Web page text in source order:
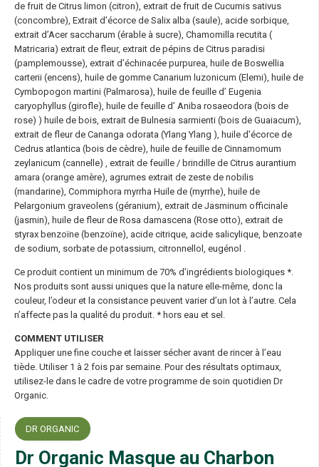
de fruit de Citrus limon (citron), extrait de fruit de Cucumis sativus
(concombre), Extrait d’écorce de Salix alba (saule), acide sorbique,
extrait d’Acer saccharum (érable à sucre), Chamomilla recutita (
Matricaria) extrait de fleur, extrait de pépins de Citrus paradisi
(pamplemousse), extrait d’échinacée purpurea, huile de Boswellia
carterii (encens), huile de gomme Canarium luzonicum (Elemi), huile de
Cymbopogon martini (Palmarosa), huile de feuille d’ Eugenia
caryophyllus (girofle), huile de feuille d’ Aniba rosaeodora (bois de
rose) ) huile de bois, extrait de Bulnesia sarmienti (bois de Guaiacum),
extrait de fleur de Cananga odorata (Ylang Ylang ), huile d’écorce de
Cedrus atlantica (bois de cèdre), huile de feuille de Cinnamomum
zeylanicum (cannelle) , extrait de feuille / brindille de Citrus aurantium
amara (orange amère), agrumes extrait de zeste de nobilis
(mandarine), Commiphora myrrha Huile de (myrrhe), huile de
Pelargonium graveolens (géranium), extrait de Jasminum officinale
(jasmin), huile de fleur de Rosa damascena (Rose otto), extrait de
styrax benzoïne (benzoïne), acide citrique, acide salicylique, benzoate
de sodium, sorbate de potassium, citronnellol, eugénol .
Ce produit contient un minimum de 70% d’ingrédients biologiques *.
Nos produits sont aussi uniques que la nature elle-même, donc la
couleur, l’odeur et la consistance peuvent varier d’un lot à l’autre. Cela
n’affecte pas la qualité du produit. * hors eau et sel.
COMMENT UTILISER
Appliquer une fine couche et laisser sécher avant de rincer à l’eau
tiède. Utiliser 1 à 2 fois par semaine. Pour des résultats optimaux,
utilisez-le dans le cadre de votre programme de soin quotidien Dr
Organic.
DR ORGANIC
Dr Organic Masque au Charbon